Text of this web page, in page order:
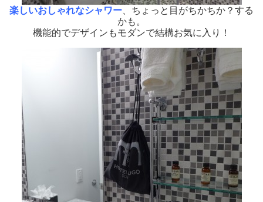
楽しいおしゃれなシャワー 、ちょっと目がちかちか？する
かも。
機能的でデザインもモダンで結構お気に入り！